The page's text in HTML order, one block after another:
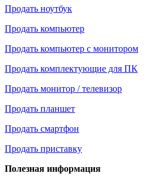
Продать ноутбук
Продать компьютер
Продать компьютер с монитором
Продать комплектующие для ПК
Продать монитор / телевизор
Продать планшет
Продать смартфон
Продать приставку
Полезная информация